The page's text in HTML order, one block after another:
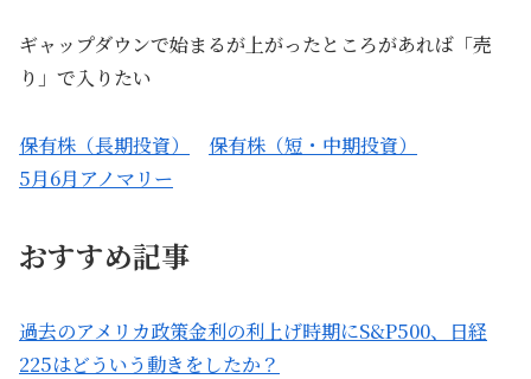
ギャップダウンで始まるが上がったところがあれば「売
り」で入りたい
保有株（長期投資）
保有株（短・中期投資）
5月6月アノマリー
おすすめ記事
過去のアメリカ政策金利の利上げ時期にS&P500、日経
225はどういう動きをしたか？